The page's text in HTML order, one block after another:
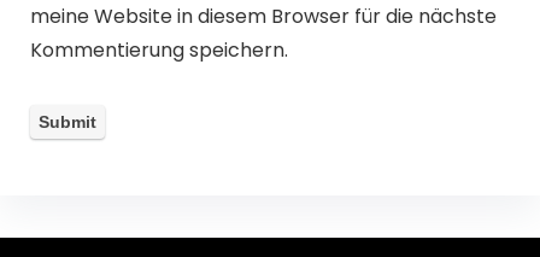
meine Website in diesem Browser für die nächste
Kommentierung speichern.